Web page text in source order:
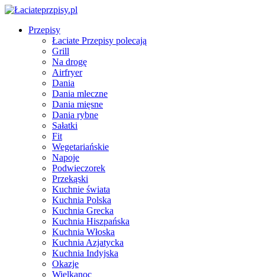
Przepisy
Łaciate Przepisy polecają
Grill
Na drogę
Airfryer
Dania
Dania mleczne
Dania mięsne
Dania rybne
Sałatki
Fit
Wegetariańskie
Napoje
Podwieczorek
Przekąski
Kuchnie świata
Kuchnia Polska
Kuchnia Grecka
Kuchnia Hiszpańska
Kuchnia Włoska
Kuchnia Azjatycka
Kuchnia Indyjska
Okazje
Wielkanoc